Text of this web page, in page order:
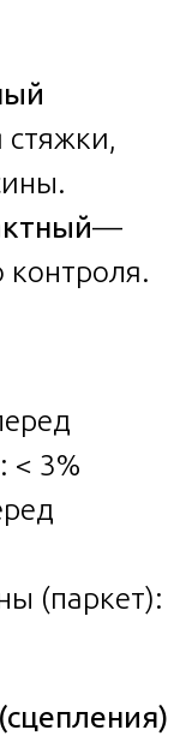
—
контроля.
< 3%
(паркет):